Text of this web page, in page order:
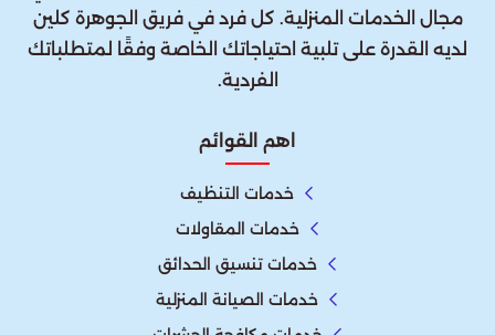
مجال الخدمات المنزلية. كل فرد في فريق الجوهرة كلين
لديه القدرة على تلبية احتياجاتك الخاصة وفقًا لمتطلباتك
الفردية.
اهم القوائم
خدمات التنظيف
خدمات المقاولات
خدمات تنسيق الحدائق
خدمات الصيانة المنزلية